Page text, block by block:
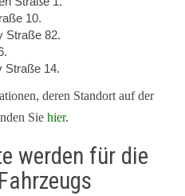
10.
Straße 82.
Straße 14.
deren Standort auf der
Sie hier.
werden für die